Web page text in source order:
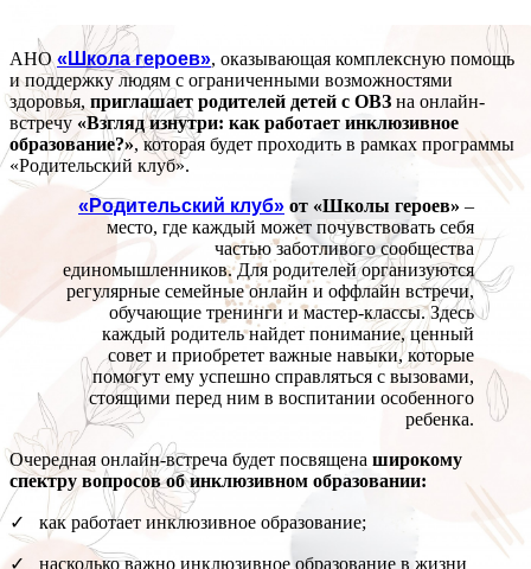
АНО«Школа героев», оказывающая комплексную помощь
и поддержку людям с ограниченными возможностями
здоровья, приглашает родителей детей с ОВЗ на онлайн-
встречу «Взгляд изнутри: как работает инклюзивное
образование?», которая будет проходить в рамках программы
«Родительский клуб».
«Родительский клуб» от «Школы героев» –
место, где каждый может почувствовать себя
частью заботливого сообщества
единомышленников. Для родителей организуются
регулярные семейные онлайн и оффлайн встречи,
обучающие тренинги и мастер-классы. Здесь
каждый родитель найдет понимание, ценный
совет и приобретет важные навыки, которые
помогут ему успешно справляться с вызовами,
стоящими перед ним в воспитании особенного
ребенка.
Очередная онлайн-встреча будет посвящена широкому
спектру вопросов об инклюзивном образовании:
✓ как работает инклюзивное образование;
✓ насколько важно инклюзивное образование в жизни